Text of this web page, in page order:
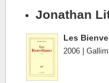
Jonathan
Les
2006 |